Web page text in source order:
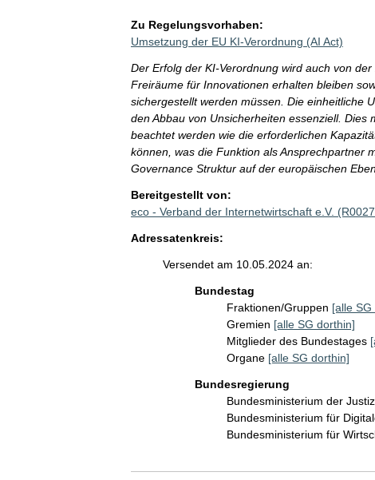
Zu Regelungsvorhaben:
Umsetzung der EU KI-Verordnung (AI Act)
Der Erfolg der KI-Verordnung wird auch von
Freiräume für Innovationen erhalten bleiben
sichergestellt werden müssen. Die einheitliche
den Abbau von Unsicherheiten essenziell.
beachtet werden wie die erforderlichen
können, was die Funktion als Ansprechpartner
Governance Struktur auf der europäischen
Bereitgestellt von:
eco - Verband der Internetwirtschaft e.V.
Adressatenkreis:
Versendet am 10.05.2024 an:
Bundestag
Fraktionen/Gruppen [alle
Gremien [alle SG dorthin]
Mitglieder des Bundestages
Organe [alle SG dorthin]
Bundesregierung
Bundesministerium der
Bundesministerium für
Bundesministerium für